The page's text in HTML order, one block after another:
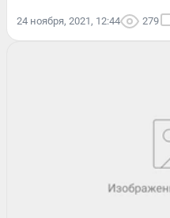
24 ноября, 2021, 12:44 279